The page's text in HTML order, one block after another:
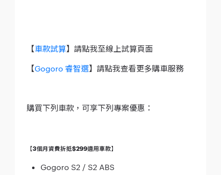
【車款試算】請點我至線上試算頁面
【Gogoro 睿智選】請點我查看更多購車服務
購買下列車款，可享下列專案優惠：
【3個月資費折抵$299適用車款】
Gogoro S2 / S2 ABS